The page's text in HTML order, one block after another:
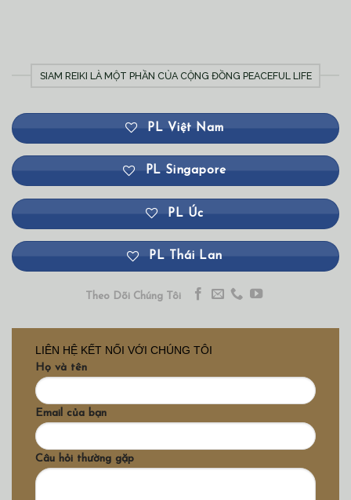
SIAM REIKI LÀ MỘT PHẦN CỦA CỘNG ĐỒNG PEACEFUL LIFE
PL Việt Nam
PL Singapore
PL Úc
PL Thái Lan
Theo Dõi Chúng Tôi
LIÊN HỆ KẾT NỐI VỚI CHÚNG TÔI
Họ và tên
Email của bạn
Câu hỏi thường gặp